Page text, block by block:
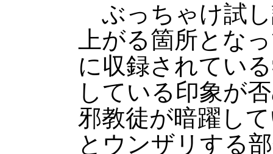
ぶっちゃけ試
上がる箇所とな
に収録されてい
している印象が
邪教徒が暗躍し
とウンザリする